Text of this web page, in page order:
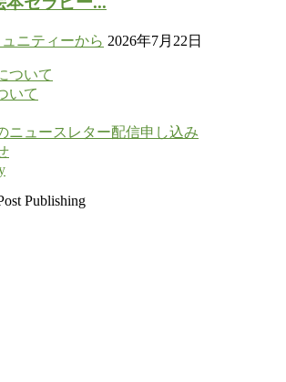
ニティーから 2026年7月22日
ついて
いて
ニュースレター配信申し込み
Publishing